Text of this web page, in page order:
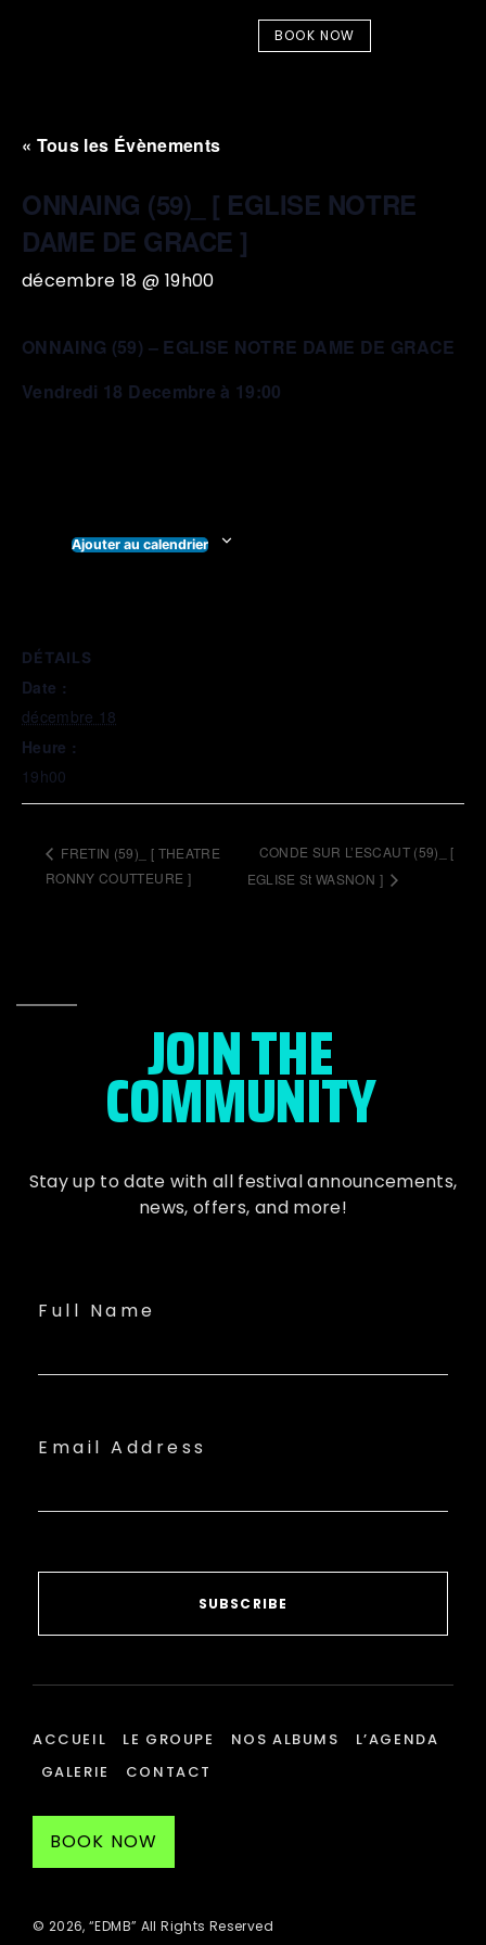
BOOK NOW
« Tous les Évènements
ONNAING (59)_ [ EGLISE NOTRE
DAME DE GRACE ]
décembre 18 @ 19h00
ONNAING (59) – EGLISE NOTRE DAME DE GRACE
Vendredi 18 Decembre à 19:00
Ajouter au calendrier
DÉTAILS
Date :
décembre 18
Heure :
19h00
FRETIN (59)_ [ THEATRE
RONNY COUTTEURE ]
CONDE SUR L’ESCAUT (59)_ [
EGLISE St WASNON ]
JOIN THE
COMMUNITY
Stay up to date with all festivalannouncements,
news, offers, and more!
Full Name
Email Address
SUBSCRIBE
ACCUEIL LE GROUPE NOS ALBUMS
L’AGENDA
GALERIE
CONTACT
BOOK NOW
© 2026, “EDMB” All Rights Reserved